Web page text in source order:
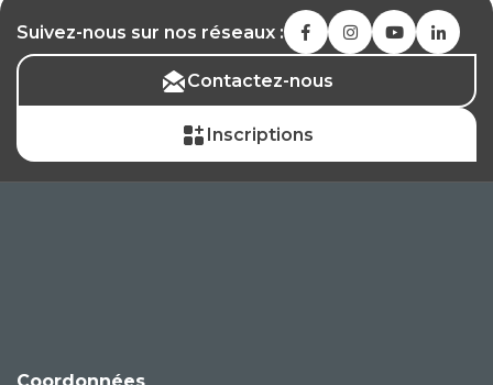
Suivez-nous sur nos réseaux :
Contactez-nous
Inscriptions